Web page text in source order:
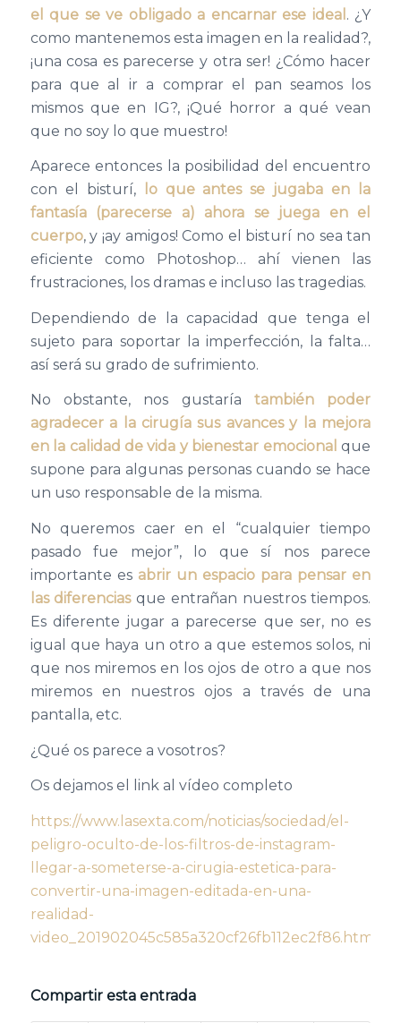
el que se ve obligado a encarnar ese ideal . ¿Y
como mantenemos esta imagen en la realidad?,
¡una cosa es parecerse y otra ser! ¿Cómo hacer
para que al ir a comprar el pan seamos los
mismos que en IG?, ¡Qué horror a qué vean
que no soy lo que muestro!
Aparece entonces la posibilidad del encuentro
con el bisturí,
lo que antes se jugaba en la
fantasía (parecerse a) ahora se juega en el
cuerpo, y ¡ay amigos! Como el bisturí no sea tan
eficiente como Photoshop… ahí vienen las
frustraciones, los dramas e incluso las tragedias.
Dependiendo de la capacidad que tenga el
sujeto para soportar la imperfección, la falta…
así será su grado de sufrimiento.
No obstante, nos gustaríatambién poder
agradecer a la cirugía sus avances y la mejora
en la calidad de vida y bienestar emocionalque
supone para algunas personas cuando se hace
un uso responsable de la misma.
No queremos caer en el “cualquier tiempo
pasado fue mejor”, lo que sí nos parece
importante es abrir un espacio para pensar en
las diferenciasque entrañan nuestros tiempos.
Es diferente jugar a parecerse que ser, no es
igual que haya un otro a que estemos solos, ni
que nos miremos en los ojos de otro a que nos
miremos en nuestros ojos a través de una
pantalla, etc.
¿Qué os parece a vosotros?
Os dejamos el link al vídeo completo
https://www.lasexta.com/noticias/sociedad/el-
peligro-oculto-de-los-filtros-de-instagram-
llegar-a-someterse-a-cirugia-estetica-para-
convertir-una-imagen-editada-en-una-
realidad-
video_201902045c585a320cf26fb112ec2f86.html
Compartir esta entrada